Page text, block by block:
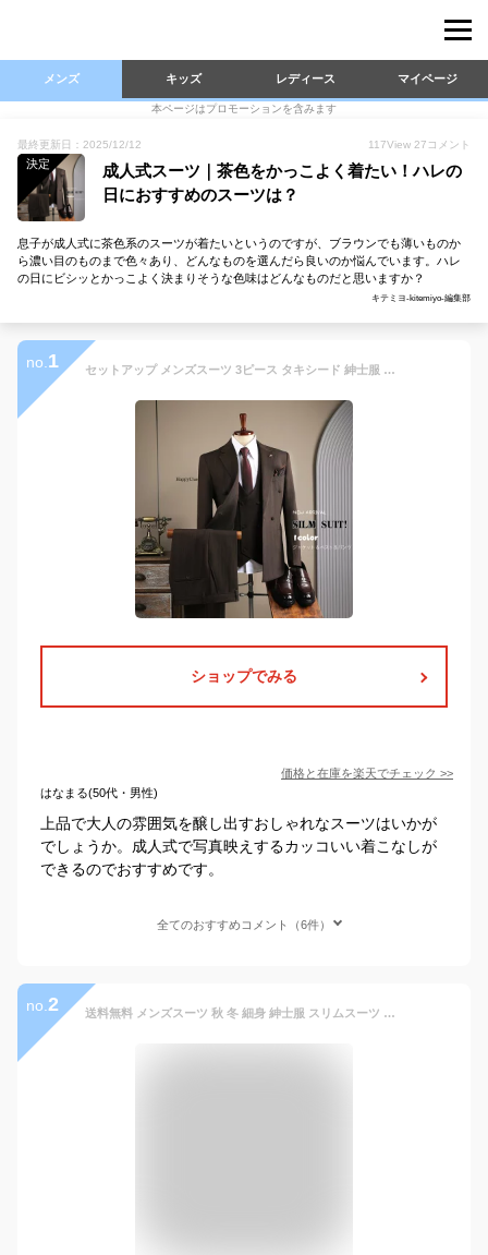
メンズ キッズ レディース マイページ
本ページはプロモーションを含みます
最終更新日：2025/12/12 117View 27 コメント
決定
成人式スーツ｜茶色をかっこよく着たい！ハレの
日におすすめのスーツは？
息子が成人式に茶色系のスーツが着たいというのですが、ブラウンでも薄いものか
ら濃い目のものまで色々あり、どんなものを選んだら良いのか悩んでいます。ハレ
の日にビシッとかっこよく決まりそうな色味はどんなものだと思いますか？
キテミヨ-kitemiyo-編集部
no. 1 セットアップ メンズスーツ 3ピース タキシード 紳士服 スリムスーツ おしゃれ 大人 卒業式 入学式 パンツスーツ スリーピース スーツ メンズ ビジネススーツ 大きいサイズ 細身 スタイリッシュ ストライプ 通勤オフィス パーティー 結婚式 成人式 春秋 冬 黒 紺色 ブラウン
ショップでみる
価格と在庫を楽天でチェック >>
はなまる(50代・男性)
上品で大人の雰囲気を醸し出すおしゃれなスーツはいかが
でしょうか。成人式で写真映えするカッコいい着こなしが
できるのでおすすめです。
全てのおすすめコメント（6件）
no. 2 送料無料 メンズスーツ 秋 冬 細身 紳士服 スリムスーツ ブラウン カーキグリーン ブラック 結婚式 成人式 卒業式 入学式 オシャレ スーツセット カジュアルスーツ 大きいサイズ 通勤 就職活動 ビジネススーツ オフィススーツ リクルートスーツ フォーマル 前撮り